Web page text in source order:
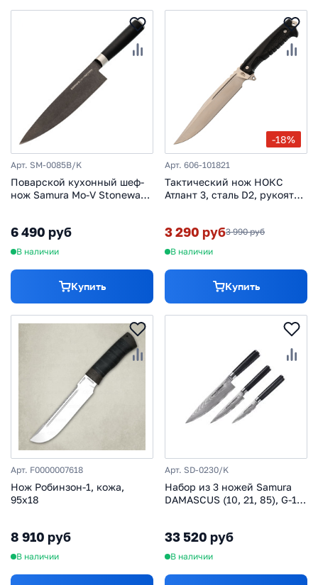
Арт. SM-0085B/K
Поварской кухонный шеф-
нож Samura Mo-V Stonewash
6 490 руб
В наличии
Купить
-18%
Арт. 606-101821
Тактический нож НОКС
Атлант 3, сталь D2, рукоять
3 290 руб3 990 руб
В наличии
Купить
Арт. F0000007618
Нож Робинзон-1, кожа,
95х18
8 910 руб
В наличии
Арт. SD-0230/K
Набор из 3 ножей Samura
DAMASCUS (10, 21, 85), G-10,
33 520 руб
В наличии